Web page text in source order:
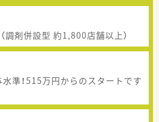
調剤併設型 約1,800店舗以上）
準！515万円からのスタートです